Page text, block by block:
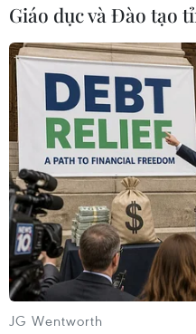
#Liên minh châu Âu
Giáo dục và Đào tạo
JG Wentworth